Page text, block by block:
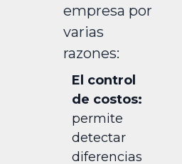
empresa por
varias
razones:
El control
de costos:
permite
detectar
diferencias